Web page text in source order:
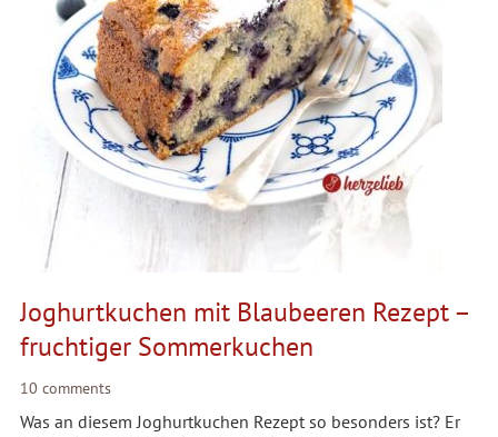
Joghurtkuchen mit Blaubeeren Rezept –
fruchtiger Sommerkuchen
10 comments
Was an diesem Joghurtkuchen Rezept so besonders ist? Er